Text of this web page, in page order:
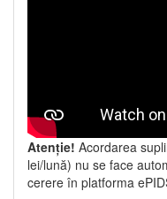
Atenție! Acordarea
lei/lună) nu se face
cerere în platforma